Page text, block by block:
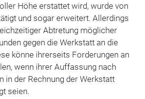
Höhe erstattet wird, wurde von
und sogar erweitert. Allerdings
Abtretung möglicher
gegen die Werkstatt an die
könne ihrerseits Forderungen an
wenn ihrer Auffassung nach
in der Rechnung der Werkstatt
seien.